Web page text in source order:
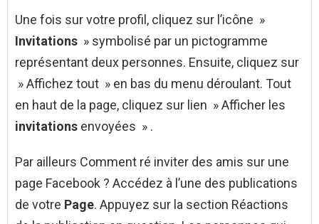
Une fois sur votre profil, cliquez sur l’icône »
Invitations » symbolisé par un pictogramme
représentant deux personnes. Ensuite, cliquez sur
» Affichez tout » en bas du menu déroulant. Tout
en haut de la page, cliquez sur lien » Afficher les
invitations envoyées » .
Par ailleurs Comment ré inviter des amis sur une
page Facebook ? Accédez à l’une des publications
de votre Page. Appuyez sur la section Réactions